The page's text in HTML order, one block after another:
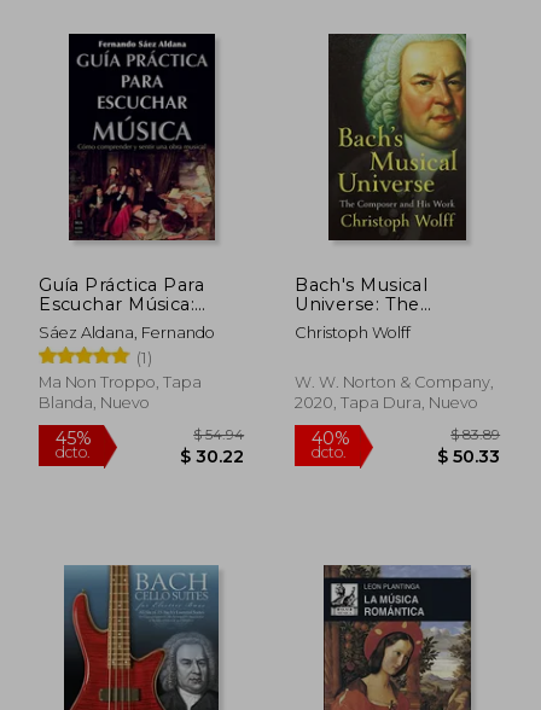
40%
dcto. $ 36.53
40%
dcto.
Guía Práctica Para
Escuchar Música:
Cómo Comprender Y
Sentir Una Obra
Musical
Sáez Aldana, Fernando
(1)
Ma Non Troppo, Tapa
Blanda, Nuevo
Bach's Musical
Universe: The
Composer and his
Work (en Inglés)
Christoph Wolff
W. W. Norton & Company,
2020, Tapa Dura, Nuevo